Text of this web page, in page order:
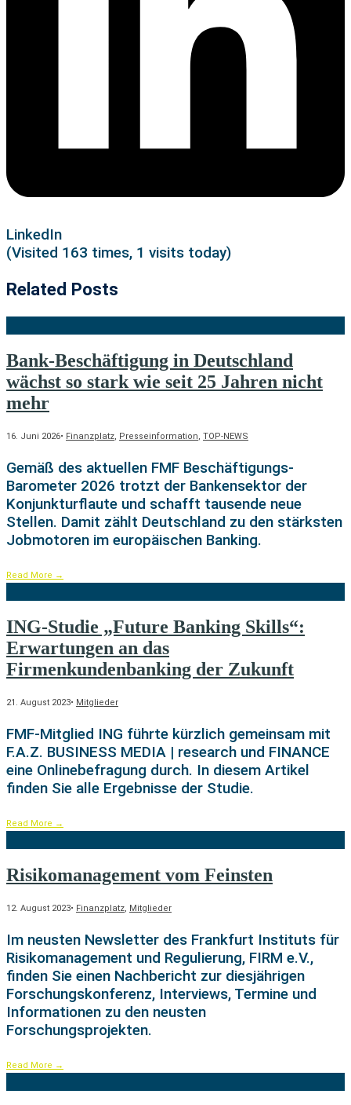
LinkedIn
(Visited 163 times, 1 visits today)
Related Posts
Bank-Beschäftigung in Deutschland
wächst so stark wie seit 25 Jahren nicht
mehr
16. Juni 2026• Finanzplatz, Presseinformation, TOP-NEWS
Gemäß des aktuellen FMF Beschäftigungs-
Barometer 2026 trotzt der Bankensektor der
Konjunkturflaute und schafft tausende neue
Stellen. Damit zählt Deutschland zu den stärksten
Jobmotoren im europäischen Banking.
Read More →
ING-Studie „Future Banking Skills“:
Erwartungen an das
Firmenkundenbanking der Zukunft
21. August 2023• Mitglieder
FMF-Mitglied ING führte kürzlich gemeinsam mit
F.A.Z. BUSINESS MEDIA | research und FINANCE
eine Onlinebefragung durch. In diesem Artikel
finden Sie alle Ergebnisse der Studie.
Read More →
Risikomanagement vom Feinsten
12. August 2023• Finanzplatz, Mitglieder
Im neusten Newsletter des Frankfurt Instituts für
Risikomanagement und Regulierung, FIRM e.V.,
finden Sie einen Nachbericht zur diesjährigen
Forschungskonferenz, Interviews, Termine und
Informationen zu den neusten
Forschungsprojekten.
Read More →